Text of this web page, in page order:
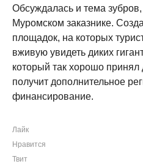
Обсуждалась и тема
Муромском заказнике.
площадок, на которых
вживую увидеть диких
который так хорошо принял
получит дополнительное
финансирование.
Лайк
Нравится
Твит